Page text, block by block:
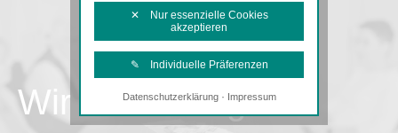
Wir als Arbeitgeber
✕ Nur essenzielle Cookies
akzeptieren
✎ Individuelle Präferenzen
Notwendige Cookies
Diese Cookies sind erforderlich, um die
Datenschutzerklärung· Impressum